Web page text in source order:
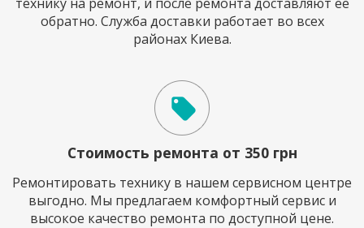
обратно. Служба доставки работает во всех
районах Киева.
Стоимость ремонта от 350 грн
Ремонтировать технику в нашем сервисном центре
выгодно. Мы предлагаем комфортный сервис и
высокое качество ремонта по доступной цене.